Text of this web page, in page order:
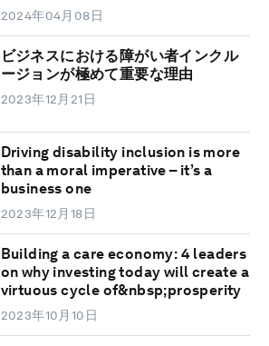
2024年04月08日
ビジネスにおける障がい者インクル
ージョンが極めて重要な理由
2023年12月21日
Driving disability inclusion is more
than a moral imperative – it’s a
business one
2023年12月18日
Building a care economy: 4 leaders
on why investing today will create a
virtuous cycle of&nbsp;prosperity
2023年10月10日